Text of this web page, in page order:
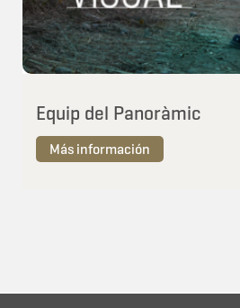
Equip del Panoràmic
Más información